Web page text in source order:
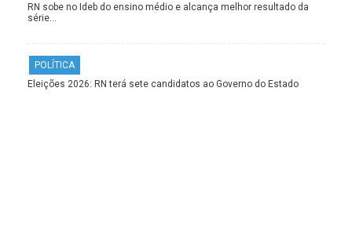
RN sobe no Ideb do ensino médio e alcança melhor resultado da
série…
POLÍTICA
Eleições 2026: RN terá sete candidatos ao Governo do Estado